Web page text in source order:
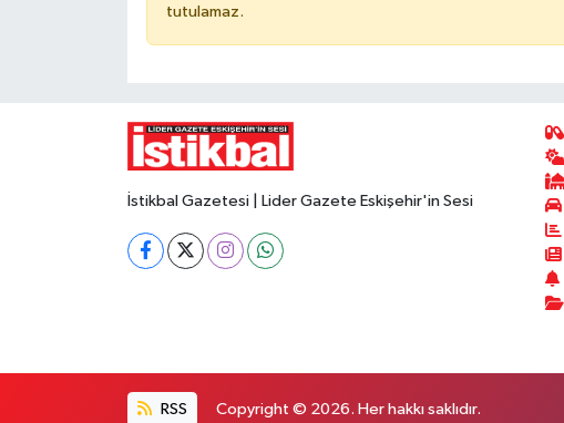
tutulamaz.
İstikbal Gazetesi | Lider Gazete Eskişehir'in Sesi
RSS Copyright © 2026. Her hakkı saklıdır.